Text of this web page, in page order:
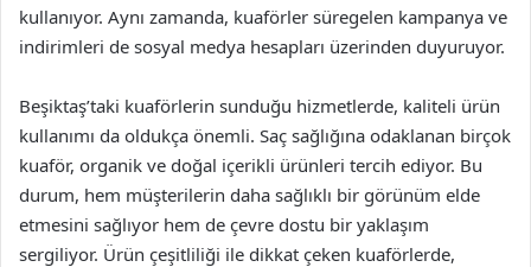
kullanıyor. Aynı zamanda, kuaförler süregelen kampanya ve
indirimleri de sosyal medya hesapları üzerinden duyuruyor.
Beşiktaş’taki kuaförlerin sunduğu hizmetlerde, kaliteli ürün
kullanımı da oldukça önemli. Saç sağlığına odaklanan birçok
kuaför, organik ve doğal içerikli ürünleri tercih ediyor. Bu
durum, hem müşterilerin daha sağlıklı bir görünüm elde
etmesini sağlıyor hem de çevre dostu bir yaklaşım
sergiliyor. Ürün çeşitliliği ile dikkat çeken kuaförlerde,